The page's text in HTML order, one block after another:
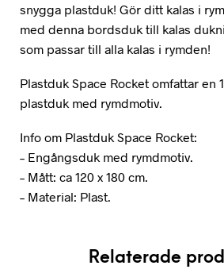
snygga plastduk! Gör ditt kalas i
med denna bordsduk till kalas
som passar till alla kalas i rymden!
Plastduk Space Rocket omfattar en
plastduk med rymdmotiv.
Info om Plastduk Space Rocket:
– Engångsduk med rymdmotiv.
– Mått: ca 120 x 180 cm.
– Material: Plast.
Relaterade